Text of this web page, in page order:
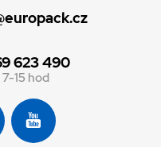
623 490
15 hod